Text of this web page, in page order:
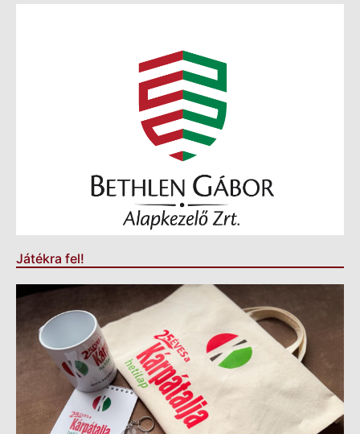
Játékra fel!